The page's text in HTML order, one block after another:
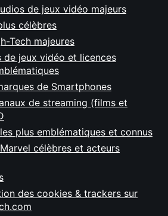
de jeux vidéo majeurs
célèbres
Tech majeures
de jeux vidéo et licences
de Smartphones
de streaming (films et
plus emblématiques et connus
célèbres et acteurs
des cookies & trackers sur